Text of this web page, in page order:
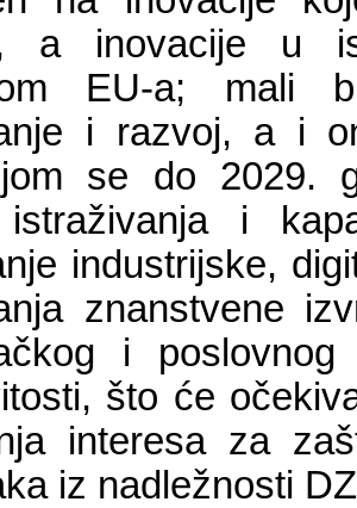
a inovacije u
EU-a; mali
i razvoj, a i
se do 2029.
istraživanja i
industrijske,
znanstvene
i
što će
interesa za
iz nadležnosti